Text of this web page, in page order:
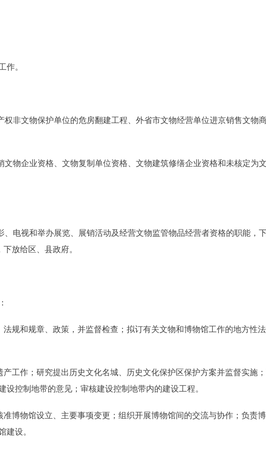
。
文物保护单位的危房翻建工程、外省市文物经营单位进京销售文物
企业资格、文物复制单位资格、文物建筑修缮企业资格和未核定为
视和举办展览、展销活动及经营文物监管物品经营者资格的职能，
放给区、县政府。
和规章、政策，并监督检查；拟订有关文物和博物馆工作的地方性
作；研究提出历史文化名城、历史文化保护区保护方案并监督实施
控制地带的意见；审核建设控制地带内的建设工程。
物馆设立、主要事项变更；组织开展博物馆间的交流与协作；负责
建设。